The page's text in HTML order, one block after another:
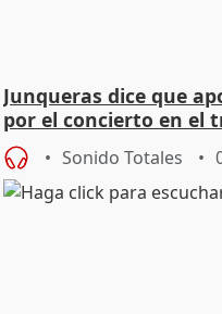
Junqueras dice que
por el concierto en el
Sonido Totales